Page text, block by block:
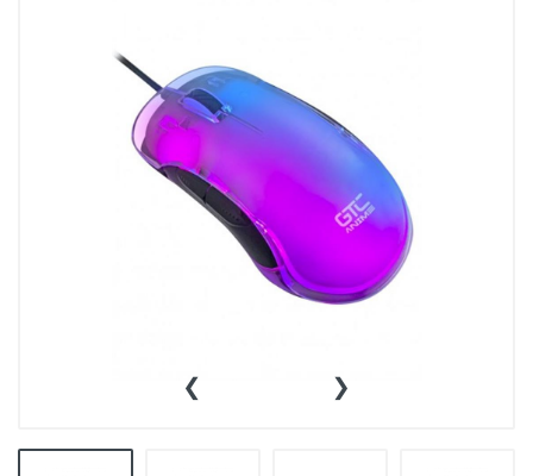
👾COLECCIONABLES🧸
💻MUNDO PC GAMER💻
🔌CABLES Y ADAPTADORES🔌
🤓MUNDO PC OFICINA🤓
‹ ›